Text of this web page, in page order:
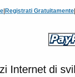
Registrati Gratuitamente
Internet di